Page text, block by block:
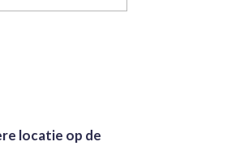
locatie op de